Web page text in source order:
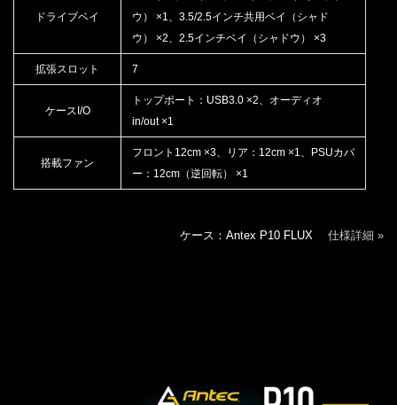
ドライブベイ
ウ） ×1、3.5/2.5インチ共用ベイ（シャド
ウ） ×2、2.5インチベイ（シャドウ） ×3
拡張スロット 7
ケースI/O
トップポート：USB3.0 ×2、オーディオ
in/out ×1
搭載ファン
フロント12cm ×3、リア：12cm ×1、PSUカバ
ー：12cm（逆回転） ×1
ケース：Antex P10 FLUX 仕様詳細 »